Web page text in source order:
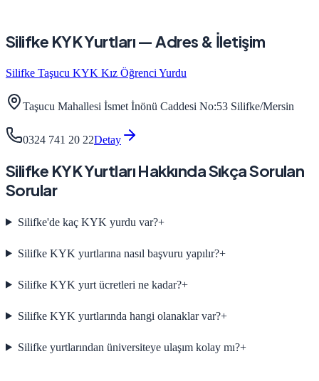
Silifke KYK Yurtları — Adres & İletişim
Silifke Taşucu KYK Kız Öğrenci Yurdu
Taşucu Mahallesi İsmet İnönü Caddesi No:53 Silifke/Mersin
0324 741 20 22Detay
Silifke KYK Yurtları Hakkında Sıkça Sorulan
Sorular
Silifke'de kaç KYK yurdu var?+
Silifke KYK yurtlarına nasıl başvuru yapılır?+
Silifke KYK yurt ücretleri ne kadar?+
Silifke KYK yurtlarında hangi olanaklar var?+
Silifke yurtlarından üniversiteye ulaşım kolay mı?+